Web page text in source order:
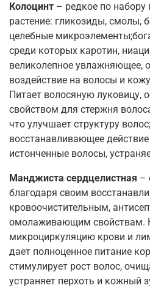
Колоцинт – редкое по
растение: гликозиды, смолы,
целебные
среди которых каротин,
великолепное увлажняющее,
воздействие на волосы и
Питает волосяную луковицу,
свойством для стержня
что улучшает структуру
восстанавливающее
истонченные волосы,
Манджиста сердцелистная –
благодаря своим
кровоочистительным,
омолаживающим свойствам.
микроциркуляцию крови и
дает полноценное питание
стимулирует рост волос,
устраняет перхоть и кожный